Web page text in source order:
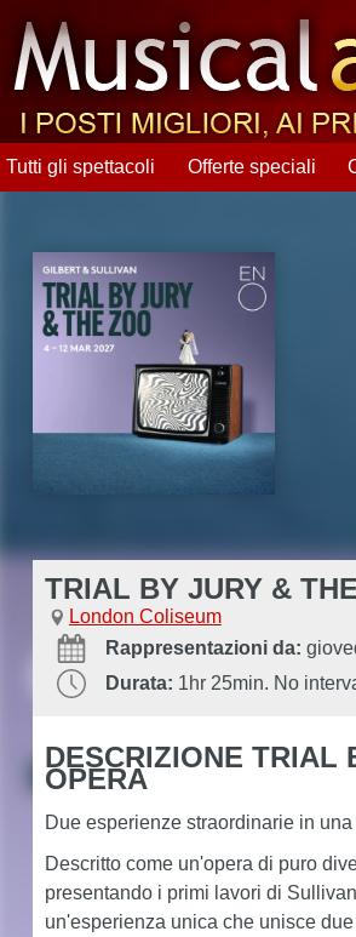
Tutti gli spettacoli Offerte speciali
TRIAL BY JURY &
London Coliseum
Rappresentazioni da:
Durata: 1hr 25min. No
DESCRIZIONE TRIAL
OPERA
Due esperienze straordinarie in una
Descritto come un'opera di puro
presentando i primi lavori di
un'esperienza unica che unisce